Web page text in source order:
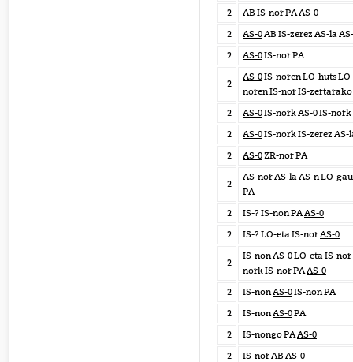
2
AB IS-nor PAAS-0
2
AS-0AB IS-zerez AS-la
2
AS-0IS-nor PA
2
AS-0IS-noren LO-huts
noren IS-nor IS-zertarako
2
AS-0IS-nork AS-0 IS-nork
2
AS-0IS-nork IS-zerez AS-
2
AS-0ZR-nor PA
2
AS-norAS-laAS-n LO-
PA
2
IS-? IS-non PAAS-0
2
IS-? LO-eta IS-norAS-0
2
IS-non AS-0 LO-eta IS-
nork IS-nor PAAS-0
2
IS-nonAS-0IS-non PA
2
IS-nonAS-0PA
2
IS-nongo PAAS-0
2
IS-nor AB AS-0